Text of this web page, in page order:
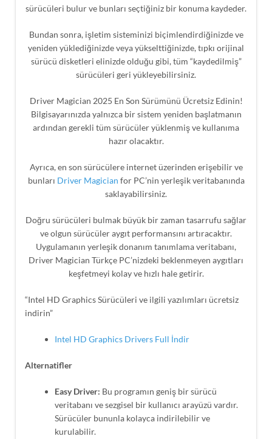
sürücüleri bulur ve bunları seçtiğiniz bir konuma kaydeder.
Bundan sonra, işletim sisteminizi biçimlendirdiğinizde ve
yeniden yüklediğinizde veya yükselttiğinizde, tıpkı orijinal
sürücü disketleri elinizde olduğu gibi, tüm “kaydedilmiş”
sürücüleri geri yükleyebilirsiniz.
Driver Magician 2025 En Son Sürümünü Ücretsiz Edinin!
Bilgisayarınızda yalnızca bir sistem yeniden başlatmanın
ardından gerekli tüm sürücüler yüklenmiş ve kullanıma
hazır olacaktır.
Ayrıca, en son sürücülere internet üzerinden erişebilir ve
bunları Driver Magician for PC’nin yerleşik veritabanında
saklayabilirsiniz.
Doğru sürücüleri bulmak büyük bir zaman tasarrufu sağlar
ve olgun sürücüler aygıt performansını artıracaktır.
Uygulamanın yerleşik donanım tanımlama veritabanı,
Driver Magician Türkçe PC’nizdeki beklenmeyen aygıtları
keşfetmeyi kolay ve hızlı hale getirir.
“Intel HD Graphics Sürücüleri ve ilgili yazılımları ücretsiz
indirin”
Intel HD Graphics Drivers Full İndir
Alternatifler
Easy Driver: Bu programın geniş bir sürücü
veritabanı ve sezgisel bir kullanıcı arayüzü vardır.
Sürücüler bununla kolayca indirilebilir ve
kurulabilir.